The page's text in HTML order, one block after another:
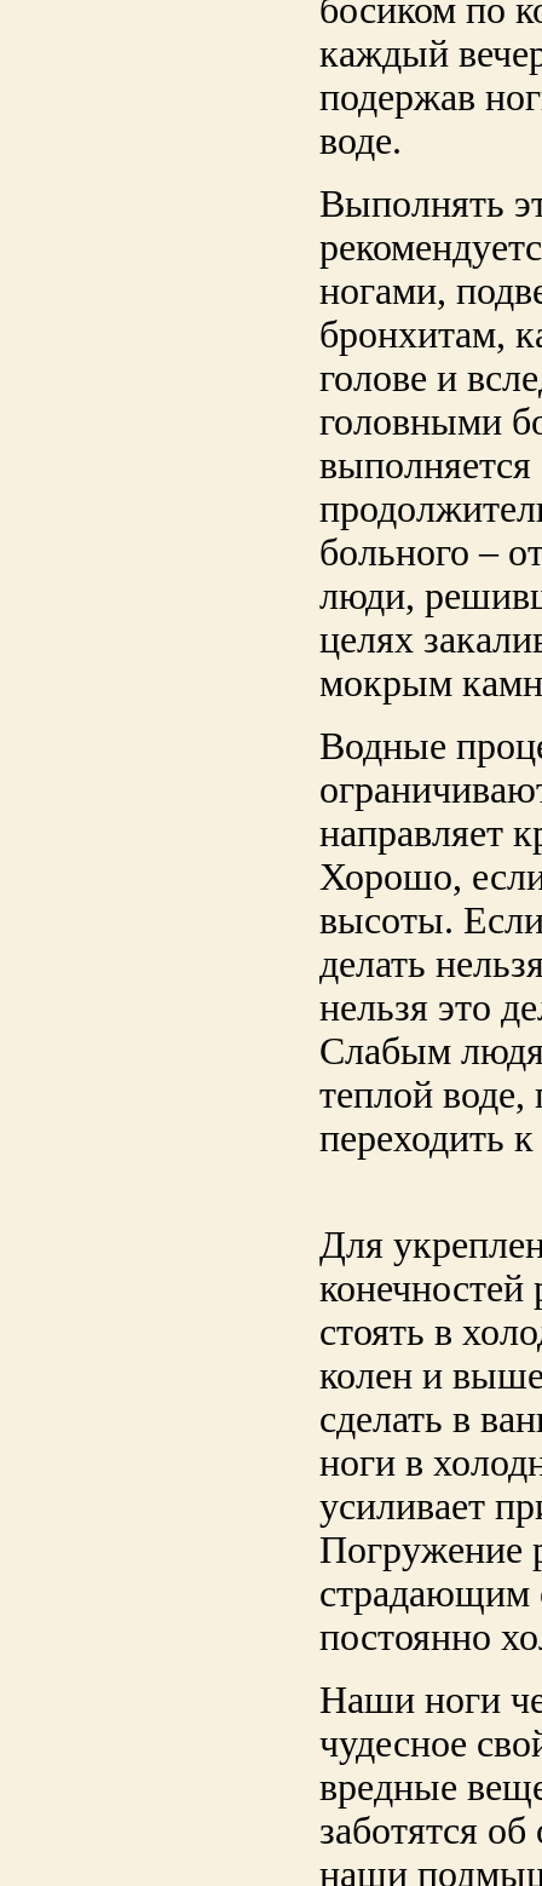
босиком по
каждый
подержав
воде.
Выполнять
ногами,
бронхитам,
голове и
головными
больного –
люди,
целях
мокрым
Водные
направляет
Хорошо,
высоты.
делать
нельзя это
Слабым
теплой воде,
переходить
Для
конечностей
стоять в
колен и
сделать в
ноги в
усиливает
Погружение
страдающим
постоянно
Наши ноги
чудесное
вредные
заботятся
наши